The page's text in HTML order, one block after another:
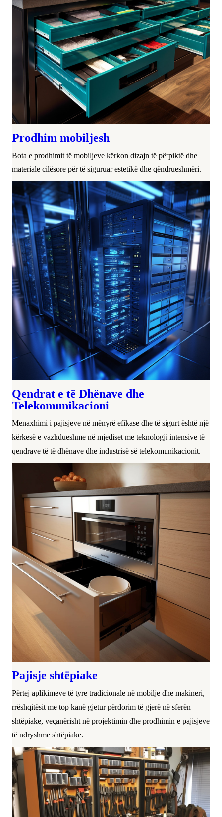
Prodhim mobiljesh
Bota e prodhimit të mobiljeve kërkon dizajn të përpiktë dhe
materiale cilësore për të siguruar estetikë dhe qëndrueshmëri.
Qendrat e të Dhënave dhe
Telekomunikacioni
Menaxhimi i pajisjeve në mënyrë efikase dhe të sigurt është një
kërkesë e vazhdueshme në mjediset me teknologji intensive të
qendrave të të dhënave dhe industrisë së telekomunikacionit.
Pajisje shtëpiake
Përtej aplikimeve të tyre tradicionale në mobilje dhe makineri,
rrëshqitësit me top kanë gjetur përdorim të gjerë në sferën
shtëpiake, veçanërisht në projektimin dhe prodhimin e pajisjeve
të ndryshme shtëpiake.